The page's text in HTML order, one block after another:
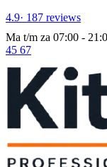
4.9· 187 reviews
Ma t/m za 07:00 -
45 67